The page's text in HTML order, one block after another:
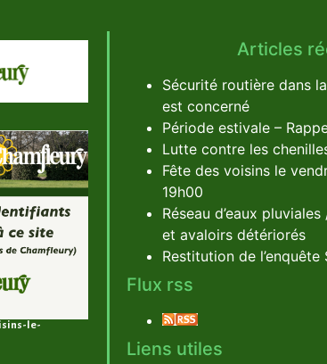
le-
Articles
Sécurité routière dans
est concerné
Période estivale –
Lutte contre les
Fête des voisins le
19h00
Réseau d’eaux
et avaloirs détériorés
Restitution de
Flux rss
Liens utiles